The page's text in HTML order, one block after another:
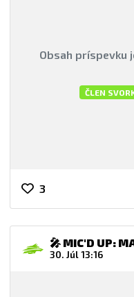
Obsah príspevku
ČLEN
3
🎤 MIC'D UP:
30. Júl 13:16